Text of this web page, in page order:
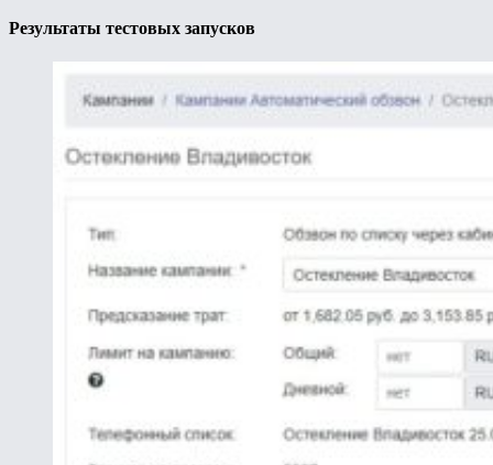
Результаты тестовых запусков